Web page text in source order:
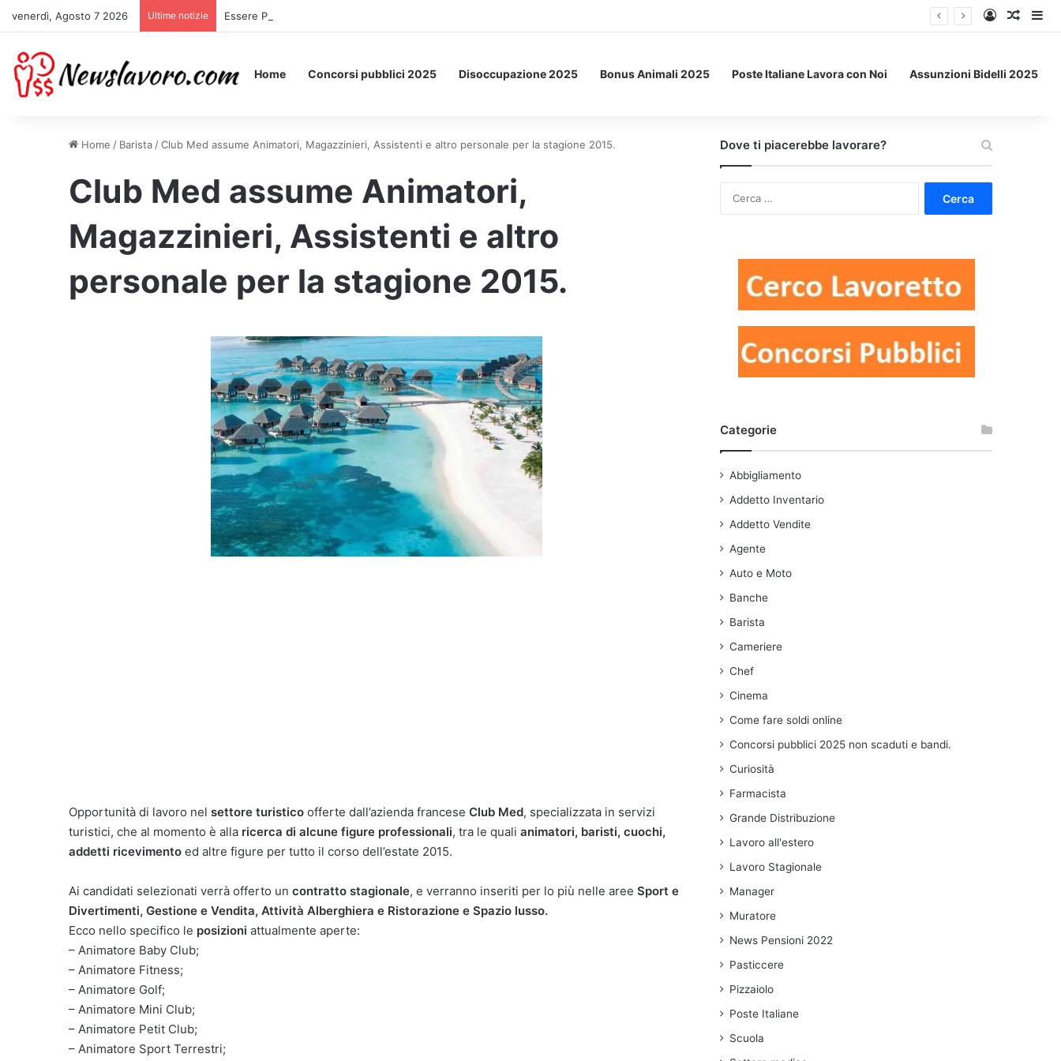
venerdì, Agosto 7 2026 Ultime notizie Essere Pagati per Stare a Letto: ecco l’esperimento spaziale. Accedi
Un
Home Concorsi pubblici 2025 Disoccupazione 2025 Bonus Animali 2025 Poste Italiane Lavora con Noi Assunzioni Bidelli 2025
Home / Barista /Club Med assume Animatori, Magazzinieri, Assistenti e altro personale per la stagione 2015.
Club Med assume Animatori,
Magazzinieri, Assistenti e altro
personale per la stagione 2015.
Opportunità di lavoro nel settore turistico offerte dall’azienda francese Club Med, specializzata in servizi
turistici, che al momento è alla ricerca di alcune figure professionali, tra le quali animatori, baristi, cuochi,
addetti ricevimento ed altre figure per tutto il corso dell’estate 2015.
Ai candidati selezionati verrà offerto un contratto stagionale, e verranno inseriti per lo più nelle aree Sport e
Divertimenti, Gestione e Vendita, Attività Alberghiera e Ristorazione e Spazio lusso.
Ecco nello specifico le posizioni attualmente aperte:
– Animatore Baby Club;
– Animatore Fitness;
– Animatore Golf;
– Animatore Mini Club;
– Animatore Petit Club;
– Animatore Sport Terrestri;
Dove ti piacerebbe lavorare?
Categorie
Abbigliamento
Addetto Inventario
Addetto Vendite
Agente
Auto e Moto
Banche
Barista
Cameriere
Chef
Cinema
Come fare soldi online
Concorsi pubblici 2025 non scaduti e bandi.
Curiosità
Farmacista
Grande Distribuzione
Lavoro all'estero
Lavoro Stagionale
Manager
Muratore
News Pensioni 2022
Pasticcere
Pizzaiolo
Poste Italiane
Scuola